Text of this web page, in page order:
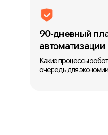
Какие процессы
очередь для
90-дневный
автоматизации